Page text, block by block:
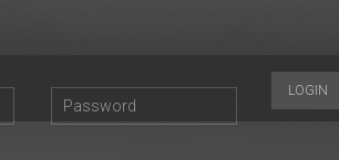
LOGIN